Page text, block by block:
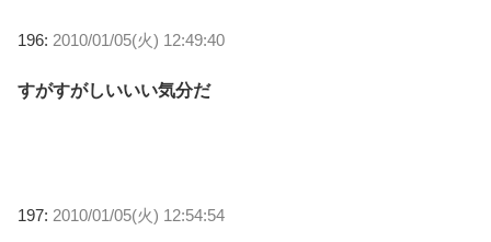
196: 2010/01/05(火) 12:49:40
すがすがしいいい気分だ
197: 2010/01/05(火) 12:54:54